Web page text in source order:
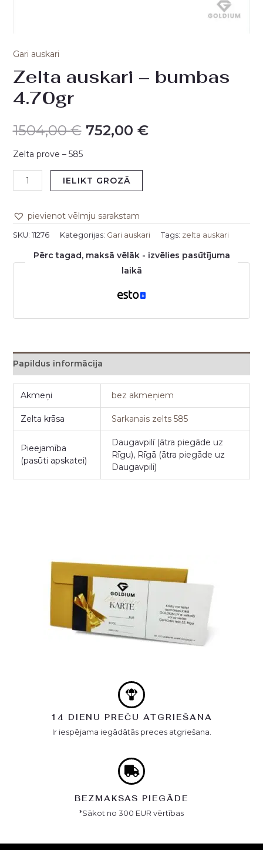
Gari auskari
Zelta auskari – bumbas
4.70gr
1504,00€ 752,00 €
Zelta prove – 585
IELIKT GROZĀ
pievienot vēlmju sarakstam
SKU: 11276 Kategorijas: Gari auskari Tags: zelta auskari
Pērc tagad, maksā vēlāk - izvēlies pasūtījuma
laikā
Papildus informācija
Akmeņi bez akmeņiem
Zelta krāsa Sarkanais zelts 585
Pieejamība
(pasūti apskatei)
Daugavpilī (ātra piegāde uz
Rīgu), Rīgā (ātra piegāde uz
Daugavpili)
14 DIENU PREČU ATGRIEŠANA
Ir iespējama iegādātās preces atgriešana.
BEZMAKSAS PIEGĀDE
*Sākot no 300 EUR vērtības